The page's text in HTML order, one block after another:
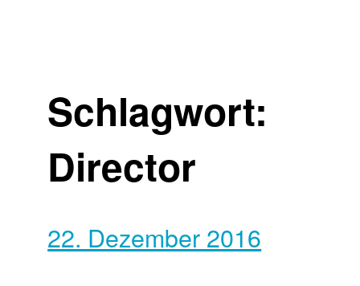
Schlagwort:
Director
22. Dezember 2016